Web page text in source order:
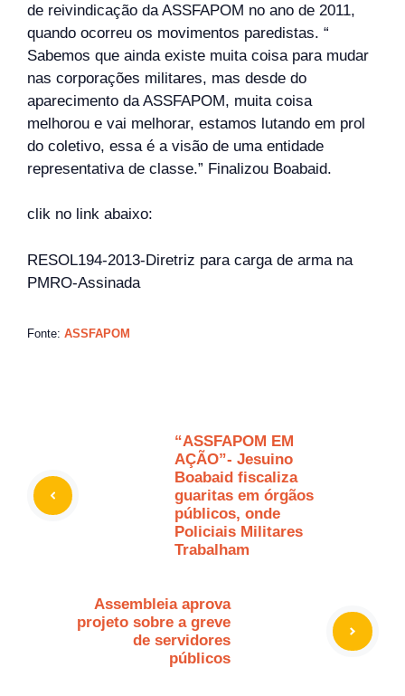
de reivindicação da ASSFAPOM no ano de 2011,
quando ocorreu os movimentos paredistas. “
Sabemos que ainda existe muita coisa para mudar
nas corporações militares, mas desde do
aparecimento da ASSFAPOM, muita coisa
melhorou e vai melhorar, estamos lutando em prol
do coletivo, essa é a visão de uma entidade
representativa de classe.” Finalizou Boabaid.
clik no link abaixo:
RESOL194-2013-Diretriz para carga de arma na
PMRO-Assinada
Fonte: ASSFAPOM
“ASSFAPOM EM
AÇÃO”- Jesuino
Boabaid fiscaliza
guaritas em órgãos
públicos, onde
Policiais Militares
Trabalham
Assembleia aprova
projeto sobre a greve
de servidores
públicos